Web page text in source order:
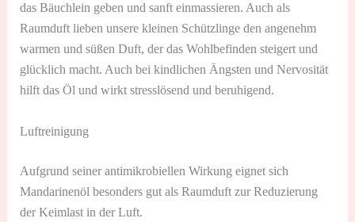
das Bäuchlein geben und sanft einmassieren. Auch als
Raumduft lieben unsere kleinen Schützlinge den angenehm
warmen und süßen Duft, der das Wohlbefinden steigert und
glücklich macht. Auch bei kindlichen Ängsten und Nervosität
hilft das Öl und wirkt stresslösend und beruhigend.
Luftreinigung
Aufgrund seiner antimikrobiellen Wirkung eignet sich
Mandarinenöl besonders gut als Raumduft zur Reduzierung
der Keimlast in der Luft.